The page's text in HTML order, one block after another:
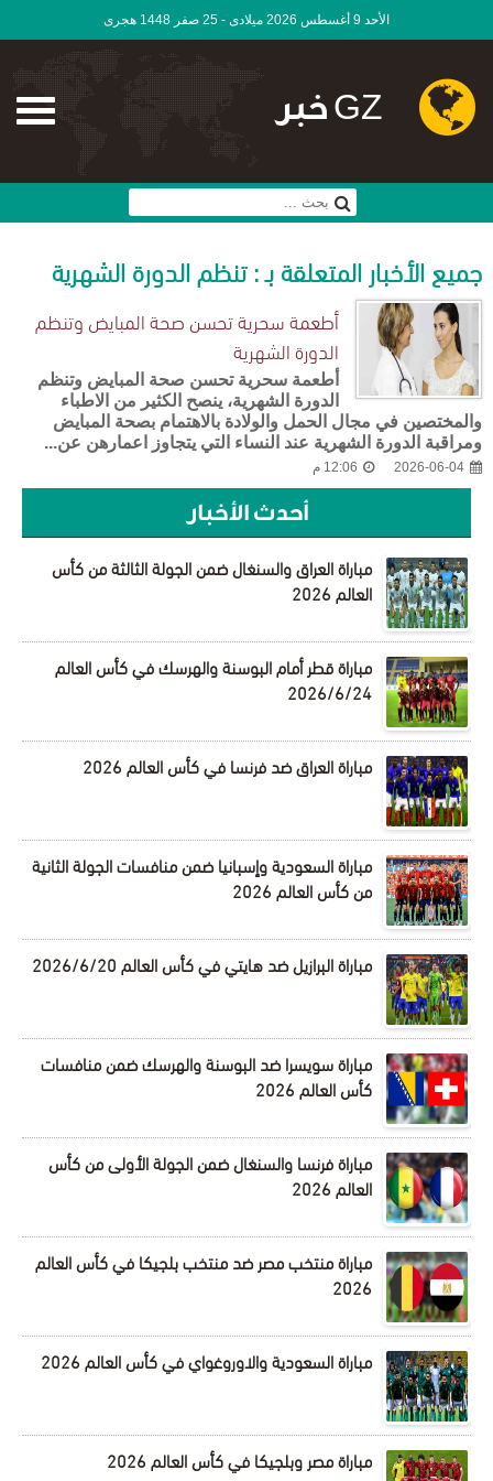
الأحد 9 أغسطس 2026 ميلادى - 25 صفر 1448 هجرى
GZ خبر
جميع الأخبار المتعلقة بـ : تنظم الدورة الشهرية
أطعمة سحرية تحسن صحة المبايض وتنظم
الدورة الشهرية
أطعمة سحرية تحسن صحة المبايض وتنظم
الدورة الشهرية، ينصح الكثير من الاطباء
والمختصين في مجال الحمل والولادة بالاهتمام بصحة المبايض
ومراقبة الدورة الشهرية عند النساء التي يتجاوز اعمارهن عن...
2026-06-04 12:06 م
أحدث الأخبار
مباراة العراق والسنغال ضمن الجولة الثالثة من كأس
العالم 2026
مباراة قطر أمام البوسنة والهرسك في كأس العالم
2026/6/24
مباراة العراق ضد فرنسا في كأس العالم 2026
مباراة السعودية وإسبانيا ضمن منافسات الجولة الثانية
من كأس العالم 2026
مباراة البرازيل ضد هايتي في كأس العالم 2026/6/20
مباراة سويسرا ضد البوسنة والهرسك ضمن منافسات
كأس العالم 2026
مباراة فرنسا والسنغال ضمن الجولة الأولى من كأس
العالم 2026
مباراة منتخب مصر ضد منتخب بلجيكا في كأس العالم
2026
مباراة السعودية والاوروغواي في كأس العالم 2026
مباراة مصر وبلجيكا في كأس العالم 2026